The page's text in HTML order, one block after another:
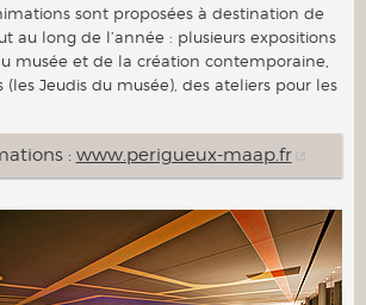
sont proposées à destination de
au long de l’année : plusieurs expositions
musée et de la création contemporaine,
(les Jeudis du musée), des ateliers pour les
: www.perigueux-maap.fr